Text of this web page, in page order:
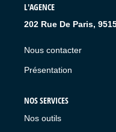
L'AGENCE
202 Rue De Paris,
Nous contacter
Présentation
NOS SERVICES
Nos outils